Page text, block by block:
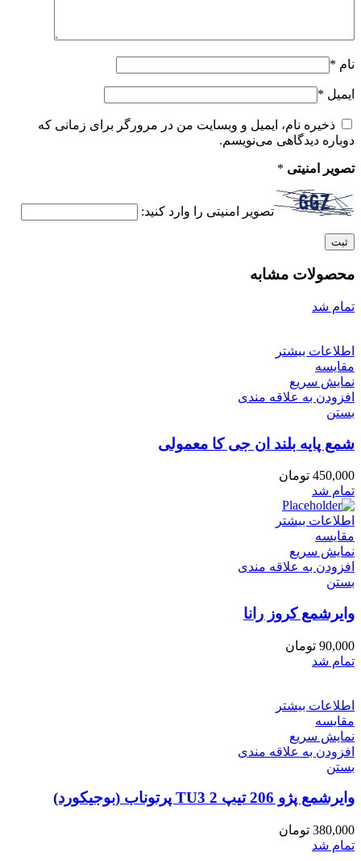
نام *
ایمیل *
ذخیره نام، ایمیل و وبسایت من در مرورگر برای زمانی که
دوباره دیدگاهی می‌نویسم.
تصویر امنیتی *
تصویر امنیتی را وارد کنید:
محصولات مشابه
تمام شد
اطلاعات بیشتر
مقایسه
نمایش سریع
افزودن به علاقه مندی
بستن
شمع پایه بلند ان جی کا معمولی
450,000 تومان
تمام شد
اطلاعات بیشتر
مقایسه
نمایش سریع
افزودن به علاقه مندی
بستن
وایرشمع کروز رانا
90,000 تومان
تمام شد
اطلاعات بیشتر
مقایسه
نمایش سریع
افزودن به علاقه مندی
بستن
وایرشمع پژو 206 تیپ 2 TU3 پرتوناب (بوجیکورد)
380,000 تومان
تمام شد